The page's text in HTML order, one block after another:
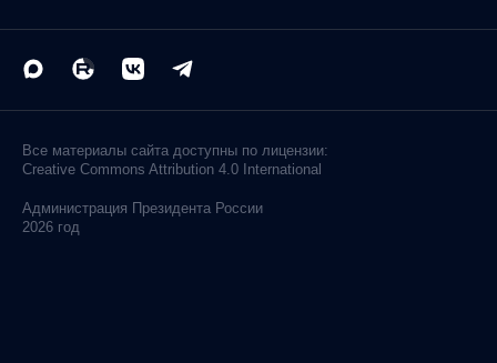
Все материалы сайта доступны по лицензии:
Creative Commons Attribution 4.0 International
Администрация Президента России
2026 год